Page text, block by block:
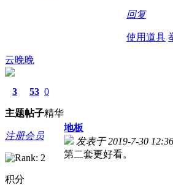
回复
使用道具
云晚晚
3
主题
53
帖子
0
精华
注册会员
积分
地板
发表于 2019-7-30 12:36
第二套更好看。